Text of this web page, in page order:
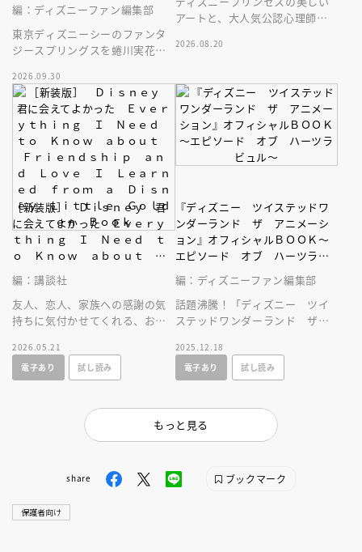
編：ディズニーファン編集部
東京ディズニーシーのファンタ
ジースプリングスを蜷川実花が
2026.09.30
アートと、大人気公認心理師に
容ジャーナル・ワークブックの
2026.08.20
［新装版］ Ｄｉｓｎｅｙ 君
に会えてよかった Ｅｖｅｒｙ
ｔｈｉｎｇ Ｉ Ｎｅｅｄ ｔ
ｏ Ｋｎｏｗ ａｂｏｕｔ Ｆ
ｒｉｅｎｄｓｈｉｐ ａｎｄ
Ｌｏｖｅ Ｉ Ｌｅａｒｎｅ
ｄ ｆｒｏｍ ａ Ｄｉｓｎｅ
ｙ Ｌｉｔｔｌｅ Ｇｏｌｄｅ
編：講談社
友人、恋人、家族への感謝の気
持ちに気付かせてくれる、お守
ｎｅｙ 君に会えてよかった」
の新装版。
2026.05.21
電子あり
試し読み
『ディズニー ツイステッドワ
ンダーランド ザ アニメーシ
ョン』オフィシャルＢＯＯＫ～
エピソード オブ ハーツラビ
ュル～
編：ディズニーファン編集部
話題沸騰！「ディズニー ツイ
ステッドワンダーランド ザ
ク！ ボイスキャストインタビ
ュー大充実！
2025.12.18
電子あり
試し読み
もっと見る
share ブックマーク
保護者向け